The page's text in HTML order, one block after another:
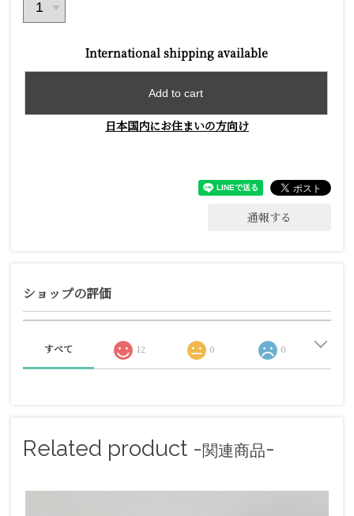
International shipping available
Add to cart
日本国内にお住まいの方向け
通報する
ショップの評価
すべて 12 0 0
Related product -関連商品-